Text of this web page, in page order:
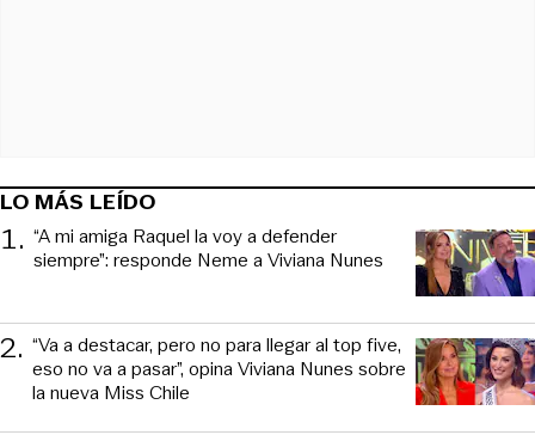
LO MÁS LEÍDO
1. “A mi amiga Raquel la voy a defender
siempre”: responde Neme a Viviana Nunes
2. “Va a destacar, pero no para llegar al top five,
eso no va a pasar”, opina Viviana Nunes sobre
la nueva Miss Chile